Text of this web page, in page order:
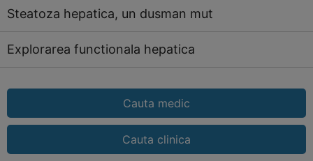
Steatoza hepatica, un dusman mut
Explorarea functionala hepatica
Cauta medic
Cauta clinica